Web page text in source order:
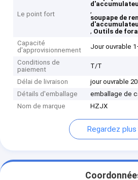
Le point fort
,
soupape de
, Outils de
Capacité
d'approvisionnement
Jour ouvrable
Conditions de
paiement
T/T
Délai de livraison
jour ouvrable 20
Détails d'emballage
emballage de
Nom de marque
HZJX
Regardez plus